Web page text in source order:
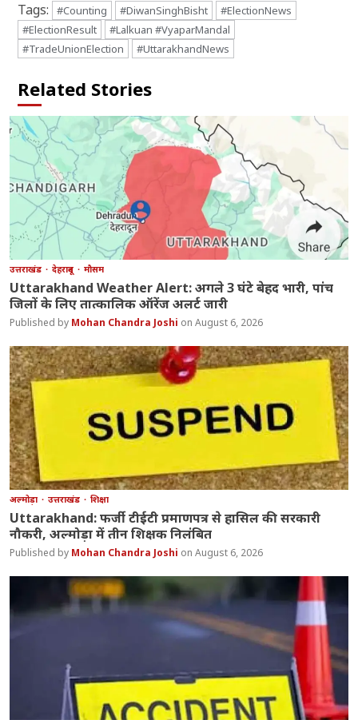
Tags: #Counting #DiwanSinghBisht
#ElectionNews
#ElectionResult
#Lalkuan #VyaparMandal
#TradeUnionElection
#UttarakhandNews
Related Stories
उत्तराखंड देहरादून मौसम
Uttarakhand Weather Alert: अगले 3 घंटे बेहद भारी, पांच
जिलों के लिए तात्कालिक ऑरेंज अलर्ट जारी
Mohan Chandra Joshi August 6, 2026
अल्मोड़ा उत्तराखंड शिक्षा
Uttarakhand: फर्जी टीईटी प्रमाणपत्र से हासिल की सरकारी
नौकरी, अल्मोड़ा में तीन शिक्षक निलंबित
Mohan Chandra Joshi August 6, 2026